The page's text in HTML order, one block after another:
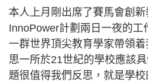
本人上月剛出席了賽馬會創
InnoPower計劃兩日一夜的工
一群世界頂尖教育學家帶領
思一所於21世紀的學校應該
題很值得我們反思，就是學